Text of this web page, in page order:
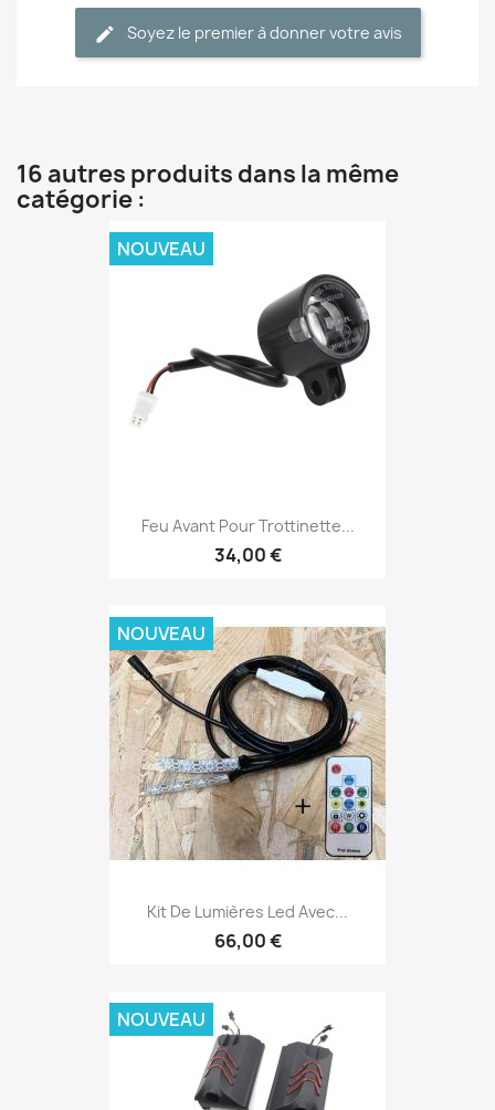
Soyez le premier à donner votre avis
16 autres produits dans la même
catégorie :
Feu Avant Pour Trottinette...
34,00 €
NOUVEAU
Kit De Lumières Led Avec...
66,00 €
NOUVEAU
NOUVEAU